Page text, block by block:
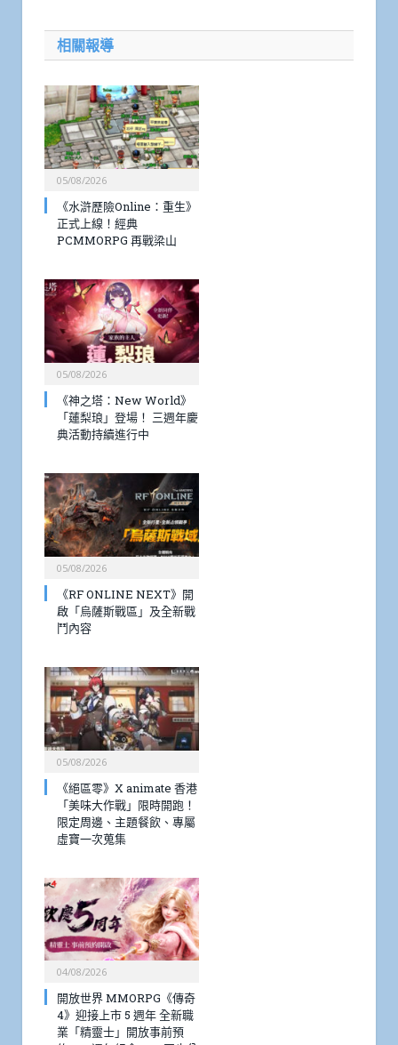
相關報導
05/08/2026
《水滸歷險Online：重生》
正式上線！經典
PCMMORPG 再戰梁山
05/08/2026
《神之塔：New World》
「蓮梨琅」登場！ 三週年慶
典活動持續進行中
05/08/2026
《RF ONLINE NEXT》開
啟「烏薩斯戰區」及全新戰
鬥內容
05/08/2026
《絕區零》X animate 香港
「美味大作戰」限時開跑！
限定周邊、主題餐飲、專屬
虛寶一次蒐集
04/08/2026
開放世界 MMORPG《傳奇
4》迎接上市 5 週年 全新職
業「精靈士」開放事前預